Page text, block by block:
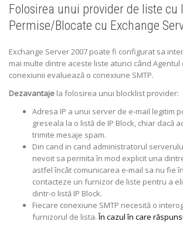
Folosirea unui provider de liste cu
Permise/Blocate cu Exchange
Exchange Server 2007 poate fi configurat sa
mai multe dintre aceste liste atunci când Agentul
conexiunii evaluează o conexiune SMTP.
Dezavantaje la folosirea unui blocklist provider:
Adresa IP a unui server de e-mail legitim
greseala la o listă de IP Block, chiar dacă
trimite mesaje spam.
Din cand in cand administratorul
nevoit sa permita în mod explicit una
astfel încât comunicarea e-mail sa nu fie
contacteze un furnizor de liste pentru a
dintr-o listă IP Block.
Fiecare conexiune SMTP necesită o
furnizorul de lista.În cazul în care